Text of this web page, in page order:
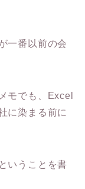
一番以前の会
モでも、Excel
に染まる前に
いうことを書